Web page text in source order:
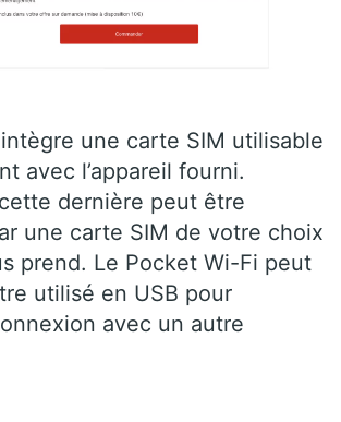
une carte SIM utilisable
avec l’appareil fourni.
dernière peut être
une carte SIM de votre choix
prend. Le Pocket Wi-Fi peut
utilisé en USB pour
avec un autre